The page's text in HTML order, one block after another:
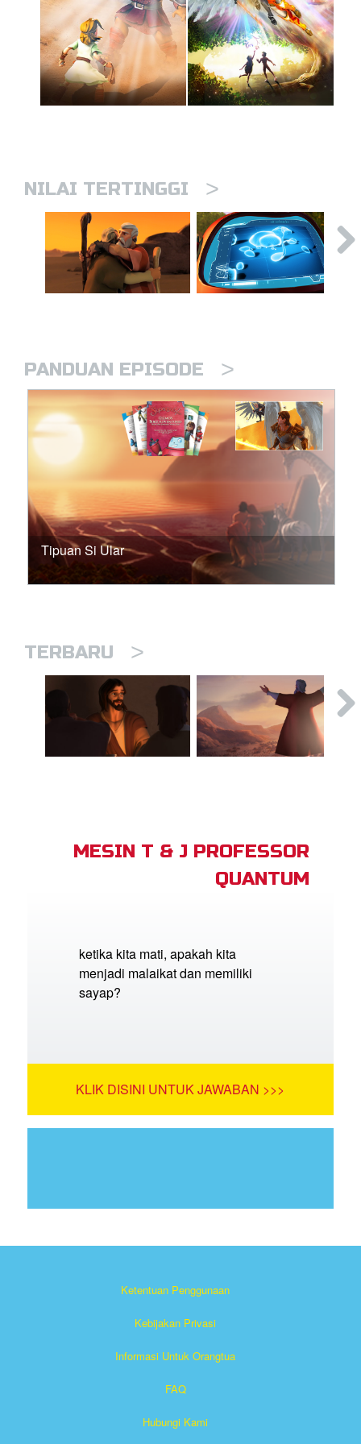
NILAI TERTINGGI >
PANDUAN EPISODE >
Tipuan Si Ular
TERBARU >
MESIN T & J PROFESSOR
QUANTUM
ketika kita mati, apakah kita
menjadi malaikat dan memiliki
sayap?
KLIK DISINI UNTUK JAWABAN >>>
Ketentuan Penggunaan
Kebijakan Privasi
Informasi Untuk Orangtua
FAQ
Hubungi Kami